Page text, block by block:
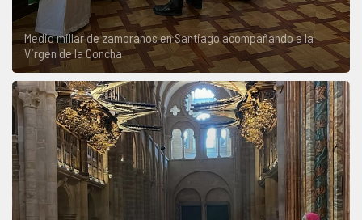
Medio millar de zamoranos en Santiago acompañando a la
Virgen de la Concha